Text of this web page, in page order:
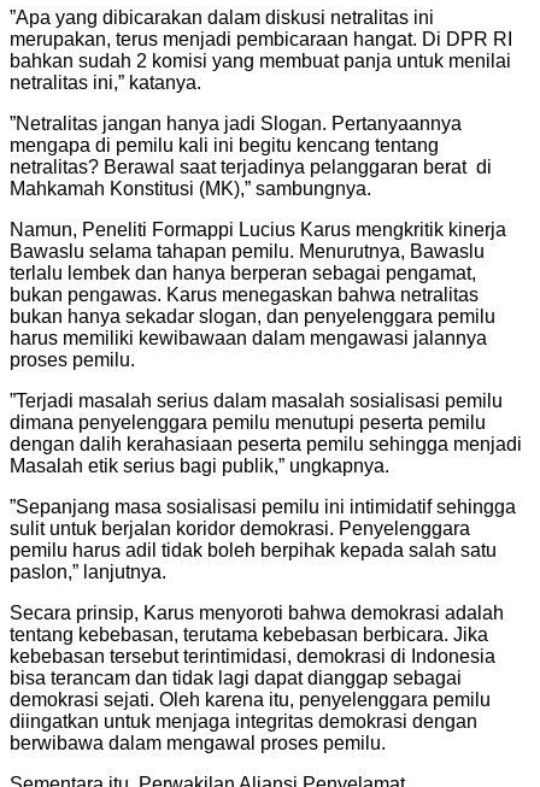
”Apa yang dibicarakan dalam diskusi netralitas ini
merupakan, terus menjadi pembicaraan hangat. Di DPR RI
bahkan sudah 2 komisi yang membuat panja untuk menilai
netralitas ini,” katanya.
”Netralitas jangan hanya jadi Slogan. Pertanyaannya
mengapa di pemilu kali ini begitu kencang tentang
netralitas? Berawal saat terjadinya pelanggaran berat di
Mahkamah Konstitusi (MK),” sambungnya.
Namun, Peneliti Formappi Lucius Karus mengkritik kinerja
Bawaslu selama tahapan pemilu. Menurutnya, Bawaslu
terlalu lembek dan hanya berperan sebagai pengamat,
bukan pengawas. Karus menegaskan bahwa netralitas
bukan hanya sekadar slogan, dan penyelenggara pemilu
harus memiliki kewibawaan dalam mengawasi jalannya
proses pemilu.
”Terjadi masalah serius dalam masalah sosialisasi pemilu
dimana penyelenggara pemilu menutupi peserta pemilu
dengan dalih kerahasiaan peserta pemilu sehingga menjadi
Masalah etik serius bagi publik,” ungkapnya.
”Sepanjang masa sosialisasi pemilu ini intimidatif sehingga
sulit untuk berjalan koridor demokrasi. Penyelenggara
pemilu harus adil tidak boleh berpihak kepada salah satu
paslon,” lanjutnya.
Secara prinsip, Karus menyoroti bahwa demokrasi adalah
tentang kebebasan, terutama kebebasan berbicara. Jika
kebebasan tersebut terintimidasi, demokrasi di Indonesia
bisa terancam dan tidak lagi dapat dianggap sebagai
demokrasi sejati. Oleh karena itu, penyelenggara pemilu
diingatkan untuk menjaga integritas demokrasi dengan
berwibawa dalam mengawal proses pemilu.